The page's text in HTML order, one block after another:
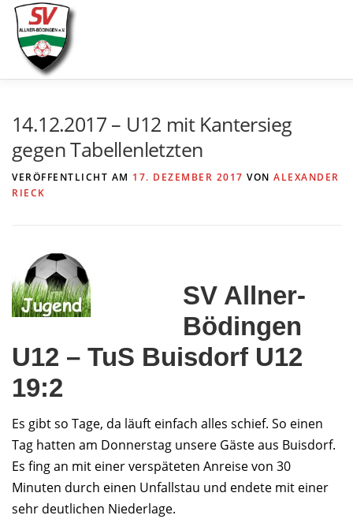
Zum
Inhalt
springen
14.12.2017 – U12 mit Kantersieg
gegen Tabellenletzten
VERÖFFENTLICHT AM 17. DEZEMBER 2017 VON ALEXANDER
RIECK
SV Allner-
Bödingen
U12 – TuS Buisdorf U12
19:2
Es gibt so Tage, da läuft einfach alles schief. So einen
Tag hatten am Donnerstag unsere Gäste aus Buisdorf.
Es fing an mit einer verspäteten Anreise von 30
Minuten durch einen Unfallstau und endete mit einer
sehr deutlichen Niederlage.